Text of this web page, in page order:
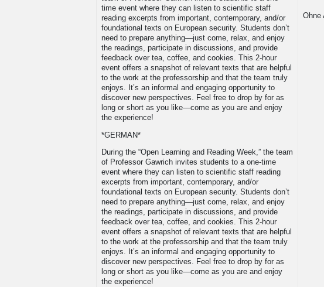
time event where they can listen to scientific staff
reading excerpts from important, contemporary, and/or
foundational texts on European security. Students don’t
need to prepare anything—just come, relax, and enjoy
the readings, participate in discussions, and provide
feedback over tea, coffee, and cookies. This 2-hour
event offers a snapshot of relevant texts that are helpful
to the work at the professorship and that the team truly
enjoys. It’s an informal and engaging opportunity to
discover new perspectives. Feel free to drop by for as
long or short as you like—come as you are and enjoy
the experience!
*GERMAN*
During the “Open Learning and Reading Week,” the team
of Professor Gawrich invites students to a one-time
event where they can listen to scientific staff reading
excerpts from important, contemporary, and/or
foundational texts on European security. Students don’t
need to prepare anything—just come, relax, and enjoy
the readings, participate in discussions, and provide
feedback over tea, coffee, and cookies. This 2-hour
event offers a snapshot of relevant texts that are helpful
to the work at the professorship and that the team truly
enjoys. It’s an informal and engaging opportunity to
discover new perspectives. Feel free to drop by for as
long or short as you like—come as you are and enjoy
the experience!
Ohne